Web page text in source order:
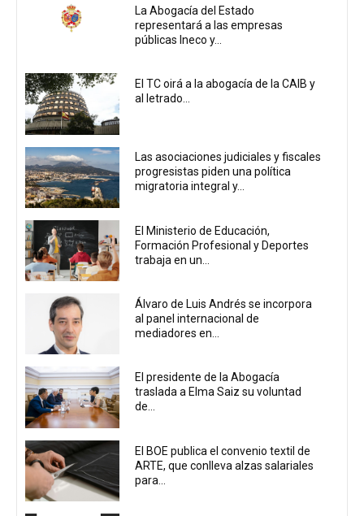
La Abogacía del Estado
representará a las empresas
públicas Ineco y...
El TC oirá a la abogacía de la CAIB y
al letrado...
Las asociaciones judiciales y fiscales
progresistas piden una política
migratoria integral y...
El Ministerio de Educación,
Formación Profesional y Deportes
trabaja en un...
Álvaro de Luis Andrés se incorpora
al panel internacional de
mediadores en...
El presidente de la Abogacía
traslada a Elma Saiz su voluntad
de...
El BOE publica el convenio textil de
ARTE, que conlleva alzas salariales
para...